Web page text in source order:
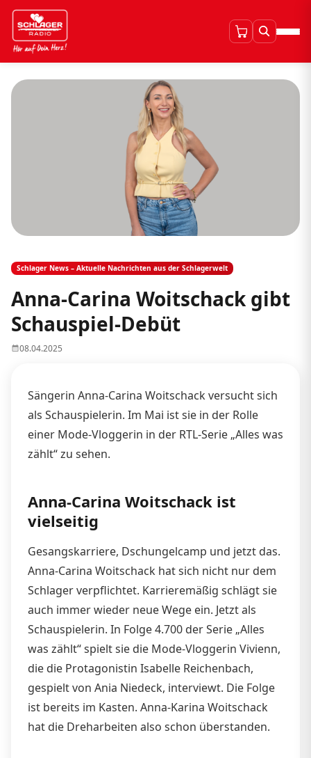
Schlager News – Aktuelle Nachrichten aus der Schlagerwelt
Anna-Carina Woitschack gibt
Schauspiel-Debüt
08.04.2025
Sängerin Anna-Carina Woitschack versucht sich
als Schauspielerin. Im Mai ist sie in der Rolle
einer Mode-Vloggerin in der RTL-Serie „Alles was
zählt“ zu sehen.
Anna-Carina Woitschack ist
vielseitig
Gesangskarriere, Dschungelcamp und jetzt das.
Anna-Carina Woitschack hat sich nicht nur dem
Schlager verpflichtet. Karrieremäßig schlägt sie
auch immer wieder neue Wege ein. Jetzt als
Schauspielerin. In Folge 4.700 der Serie „Alles
was zählt“ spielt sie die Mode-Vloggerin Vivienn,
die die Protagonistin Isabelle Reichenbach,
gespielt von Ania Niedeck, interviewt. Die Folge
ist bereits im Kasten. Anna-Karina Woitschack
hat die Dreharbeiten also schon überstanden.